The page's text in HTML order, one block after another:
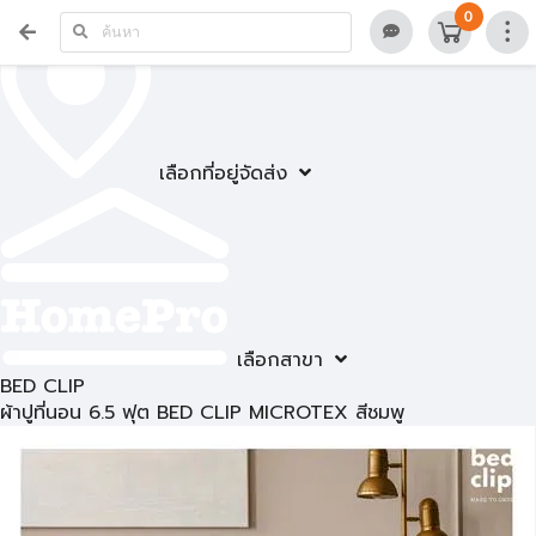
เลือกที่อยู่จัดส่ง
เลือกสาขา
0
BED CLIP
ผ้าปูที่นอน 6.5 ฟุต BED CLIP MICROTEX สีชมพู